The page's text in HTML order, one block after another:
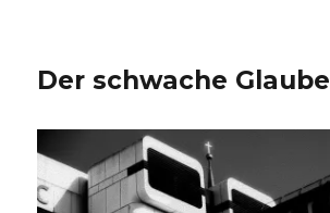
Der schwache Glaube